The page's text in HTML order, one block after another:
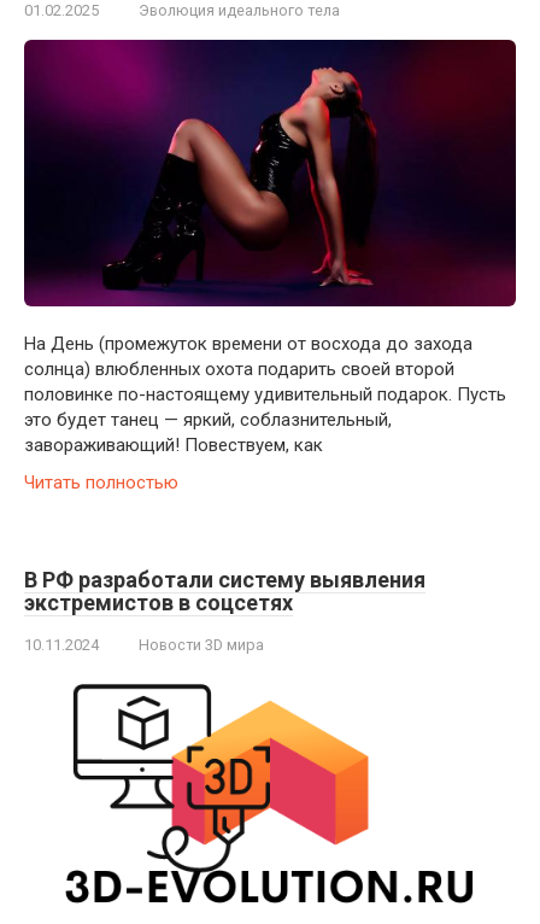
01.02.2025 Эволюция идеального тела
На День (промежуток времени от восхода до захода
солнца) влюбленных охота подарить своей второй
половинке по-настоящему удивительный подарок. Пусть
это будет танец — яркий, соблазнительный,
завораживающий! Повествуем, как
Читать полностью
В РФ разработали систему выявления
экстремистов в соцсетях
10.11.2024 Новости 3D мира